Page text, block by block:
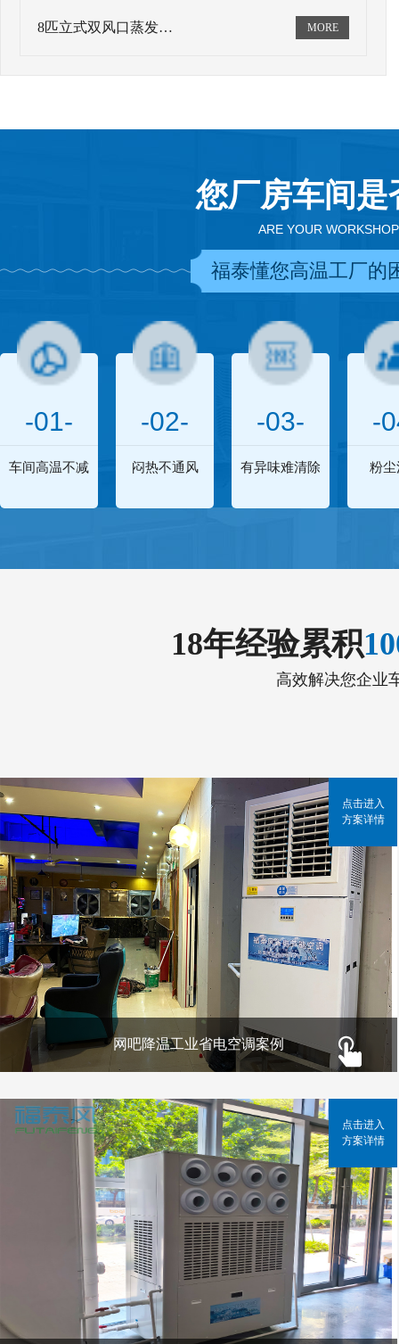
8匹立式双风口蒸发…
您厂房车间
ARE YOUR
福泰懂您高温工厂的
-01-
车间高温不减
-02-
闷热不通风
-03-
有异味难清除
-
粉尘
18年经验累积
高效解决您企业
网吧降温工业省电空调案例
点击进入
方案详情
点击进入
方案详情